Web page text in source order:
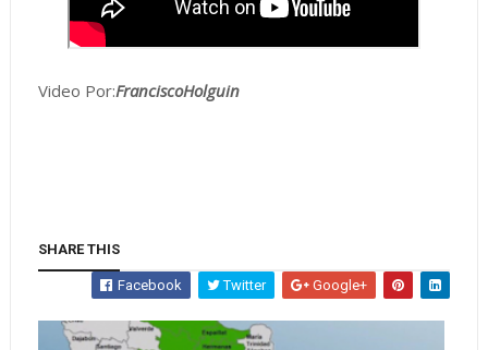
Video Por:FranciscoHolguin
SHARE THIS
Facebook Twitter Google+